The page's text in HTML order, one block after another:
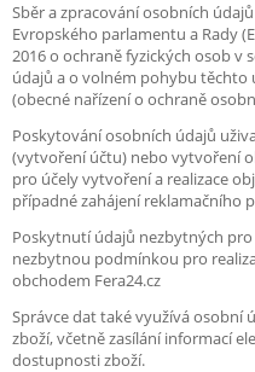
Sběr a zpracování osobních
Evropského parlamentu a Rady
2016 o ochraně fyzických osob v
údajů a o volném pohybu těchto
(obecné nařízení o ochraně
Poskytování osobních údajů
(vytvoření účtu) nebo vytvoření
pro účely vytvoření a realizace
případné zahájení reklamačního
Poskytnutí údajů nezbytných
nezbytnou podmínkou pro
obchodem Fera24.cz
Správce dat také využívá osobní
zboží, včetně zasílání informací
dostupnosti zboží.